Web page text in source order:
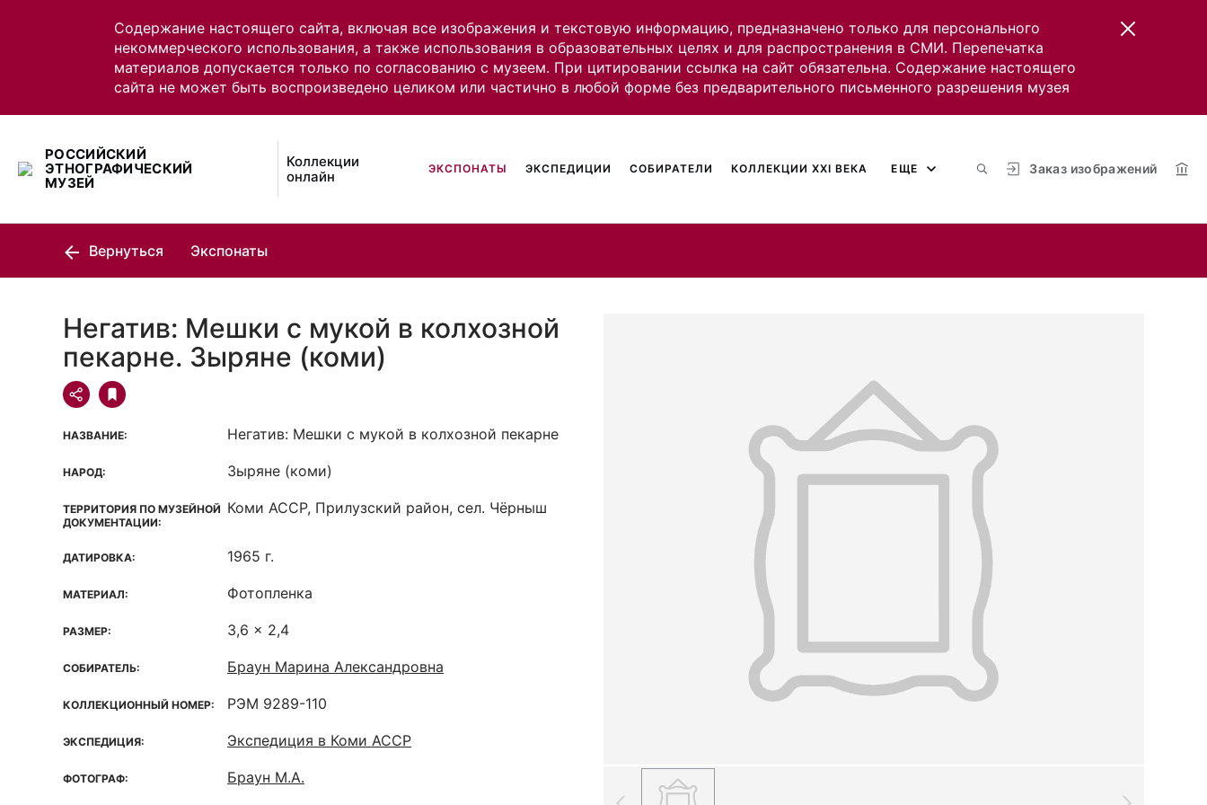
Содержание настоящего сайта, включая все изображения и текстовую информацию, предназначено только для персонального
некоммерческого использования, а также использования в образовательных целях и для распространения в СМИ. Перепечатка
материалов допускается только по согласованию с музеем. При цитировании ссылка на сайт обязательна. Содержание настоящего
сайта не может быть воспроизведено целиком или частично в любой форме без предварительного письменного разрешения музея
РОССИЙСКИЙ
ЭТНОГРАФИЧЕСКИЙ
МУЗЕЙ
Коллекции
онлайн
Заказ изображений
ЭКСПОНАТЫ ЭКСПЕДИЦИИ СОБИРАТЕЛИ КОЛЛЕКЦИИ XXI ВЕКА ЕЩЕ
Вернуться Экспонаты
Негатив: Мешки с мукой в колхозной
пекарне. Зыряне (коми)
НАЗВАНИЕ: Негатив: Мешки с мукой в колхозной пекарне
НАРОД: Зыряне (коми)
ТЕРРИТОРИЯ ПО МУЗЕЙНОЙ
ДОКУМЕНТАЦИИ:
Коми ACCP, Прилузский район, сел. Чёрныш
ДАТИРОВКА: 1965 г.
МАТЕРИАЛ: Фотопленка
РАЗМЕР: 3,6 x 2,4
СОБИРАТЕЛЬ: Браун Марина Александровна
КОЛЛЕКЦИОННЫЙ НОМЕР: РЭМ 9289-110
ЭКСПЕДИЦИЯ: Экспедиция в Коми АССР
ФОТОГРАФ: Браун М.А.